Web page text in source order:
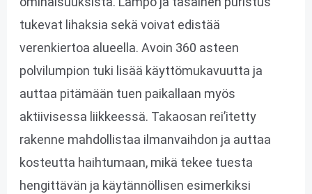
tukevat lihaksia sekä voivat edistää
verenkiertoa alueella. Avoin 360 asteen
polvilumpion tuki lisää käyttömukavuutta ja
auttaa pitämään tuen paikallaan myös
aktiivisessa liikkeessä. Takaosan rei’itetty
rakenne mahdollistaa ilmanvaihdon ja auttaa
kosteutta haihtumaan, mikä tekee tuesta
hengittävän ja käytännöllisen esimerkiksi